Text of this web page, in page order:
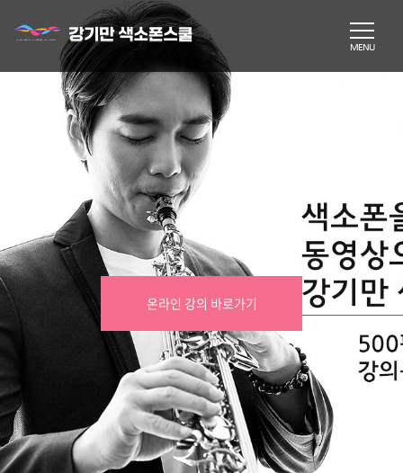
온라인 강의 바로가기